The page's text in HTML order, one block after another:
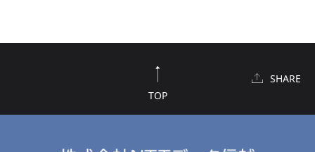
TOP
SHARE